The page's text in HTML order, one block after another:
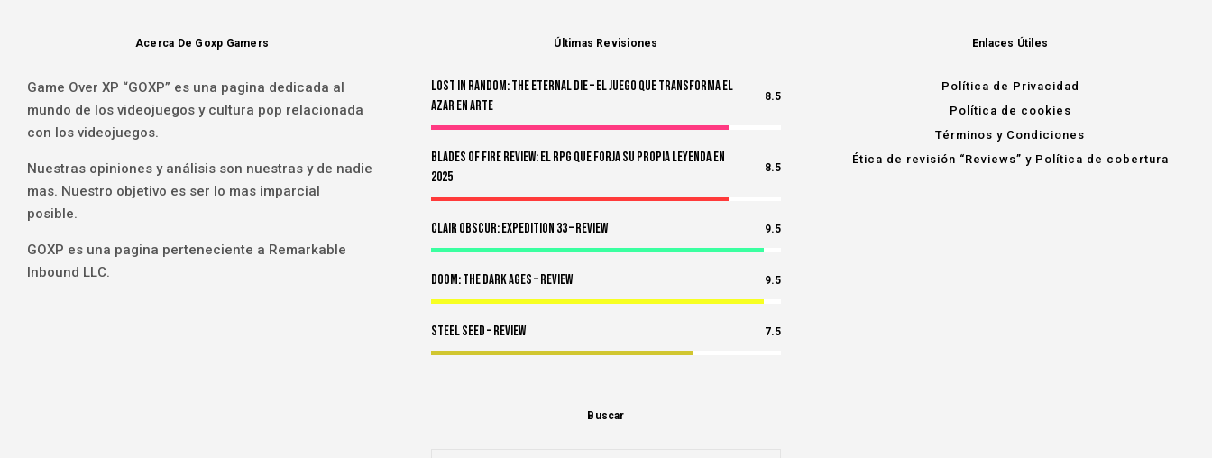
Acerca De Goxp Gamers
Game Over XP “GOXP” es una pagina dedicada al
mundo de los videojuegos y cultura pop relacionada
con los videojuegos.
Nuestras opiniones y análisis son nuestras y de nadie
mas. Nuestro objetivo es ser lo mas imparcial
posible.
GOXP es una pagina perteneciente a Remarkable
Inbound LLC.
Últimas Revisiones
Lost in Random: The Eternal Die – El Juego Que Transforma el
Azar en Arte
8.5
Blades of Fire Review: El RPG Que Forja Su Propia Leyenda en
2025
8.5
Clair Obscur: Expedition 33 – Review 9.5
Doom: The Dark Ages – Review 9.5
Steel Seed – Review 7.5
Buscar
Enlaces Útiles
Política de Privacidad
Política de cookies
Términos y Condiciones
Ética de revisión “Reviews” y Política de cobertura